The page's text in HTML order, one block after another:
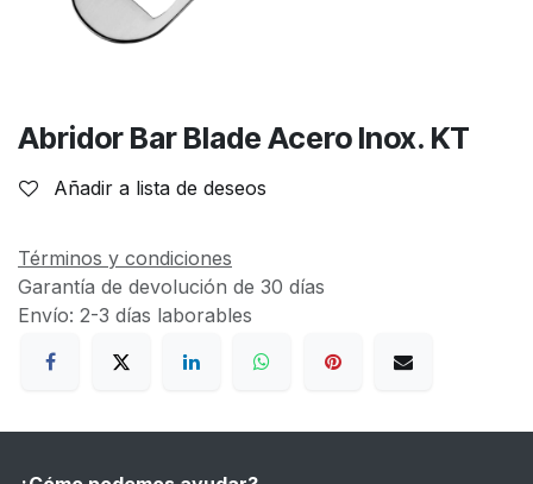
Abridor Bar Blade Acero Inox. KT
Añadir a lista de deseos
Términos y condiciones
Garantía de devolución de 30 días
Envío: 2-3 días laborables